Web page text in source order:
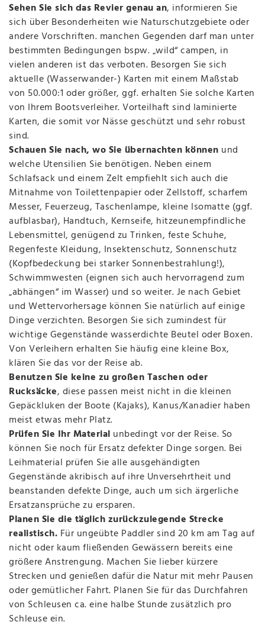
Sehen Sie sich das Revier genau an, informieren Sie
sich über Besonderheiten wie Naturschutzgebiete oder
andere Vorschriften. manchen Gegenden darf man unter
bestimmten Bedingungen bspw. „wild“ campen, in
vielen anderen ist das verboten. Besorgen Sie sich
aktuelle (Wasserwander-) Karten mit einem Maßstab
von 50.000:1 oder größer, ggf. erhalten Sie solche Karten
von Ihrem Bootsverleiher. Vorteilhaft sind laminierte
Karten, die somit vor Nässe geschützt und sehr robust
sind.
Schauen Sie nach, wo Sie übernachten können und
welche Utensilien Sie benötigen. Neben einem
Schlafsack und einem Zelt empfiehlt sich auch die
Mitnahme von Toilettenpapier oder Zellstoff, scharfem
Messer, Feuerzeug, Taschenlampe, kleine Isomatte (ggf.
aufblasbar), Handtuch, Kernseife, hitzeunempfindliche
Lebensmittel, genügend zu Trinken, feste Schuhe,
Regenfeste Kleidung, Insektenschutz, Sonnenschutz
(Kopfbedeckung bei starker Sonnenbestrahlung!),
Schwimmwesten (eignen sich auch hervorragend zum
„abhängen“ im Wasser) und so weiter. Je nach Gebiet
und Wettervorhersage können Sie natürlich auf einige
Dinge verzichten. Besorgen Sie sich zumindest für
wichtige Gegenstände wasserdichte Beutel oder Boxen.
Von Verleihern erhalten Sie häufig eine kleine Box,
klären Sie das vor der Reise ab.
Benutzen Sie keine zu großen Taschen oder
Rucksäcke, diese passen meist nicht in die kleinen
Gepäckluken der Boote (Kajaks), Kanus/Kanadier haben
meist etwas mehr Platz.
Prüfen Sie Ihr Material unbedingt vor der Reise. So
können Sie noch für Ersatz defekter Dinge sorgen. Bei
Leihmaterial prüfen Sie alle ausgehändigten
Gegenstände akribisch auf ihre Unversehrtheit und
beanstanden defekte Dinge, auch um sich ärgerliche
Ersatzansprüche zu ersparen.
Planen Sie die täglich zurückzulegende Strecke
realistisch. Für ungeübte Paddler sind 20 km am Tag auf
nicht oder kaum fließenden Gewässern bereits eine
größere Anstrengung. Machen Sie lieber kürzere
Strecken und genießen dafür die Natur mit mehr Pausen
oder gemütlicher Fahrt. Planen Sie für das Durchfahren
von Schleusen ca. eine halbe Stunde zusätzlich pro
Schleuse ein.